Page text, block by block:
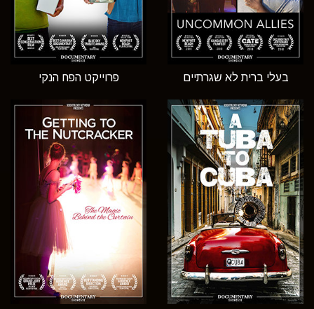
בעלי ברית לא שגרתיים פרוייקט הפח הנקי